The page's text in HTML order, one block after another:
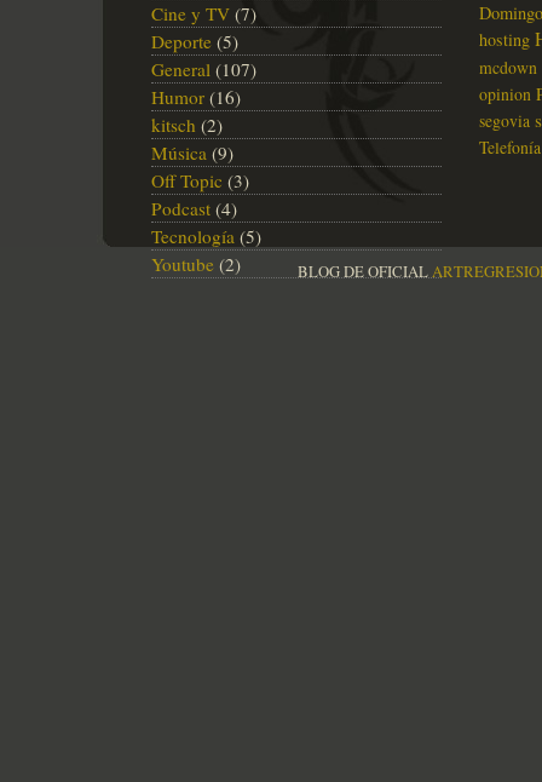
Cine y TV (7)
Deporte (5)
General (107)
Humor (16)
kitsch (2)
Música (9)
Off Topic (3)
Podcast (4)
Tecnología (5)
Youtube (2)
Domingo
hosting
mcdown
opinion
segovia
Telefonía
BLOG DE OFICIAL